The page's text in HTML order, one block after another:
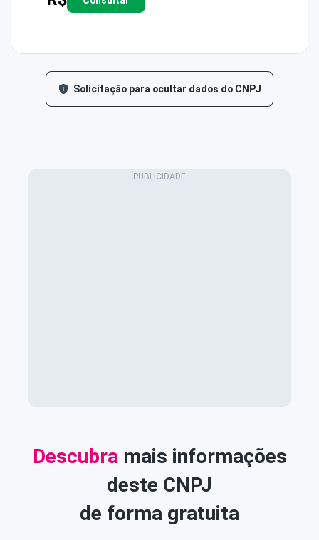
Solicitação para ocultar dados do CNPJ
Descubramais informações
deste CNPJ
de forma gratuita